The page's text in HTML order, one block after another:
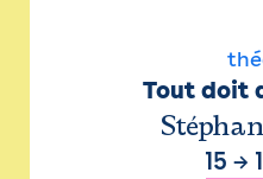
Tout doit
15 →